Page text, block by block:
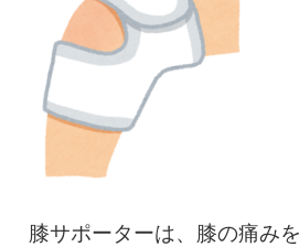
慢性疼痛
症例
よくある質問
クリニック紹
膝サポーターは、膝の痛み